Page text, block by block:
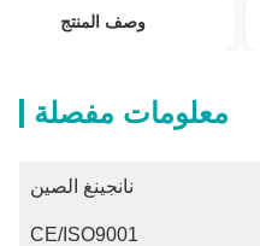
وصف المنتج
معلومات مفصلة
نانجينغ الصين
CE/ISO9001